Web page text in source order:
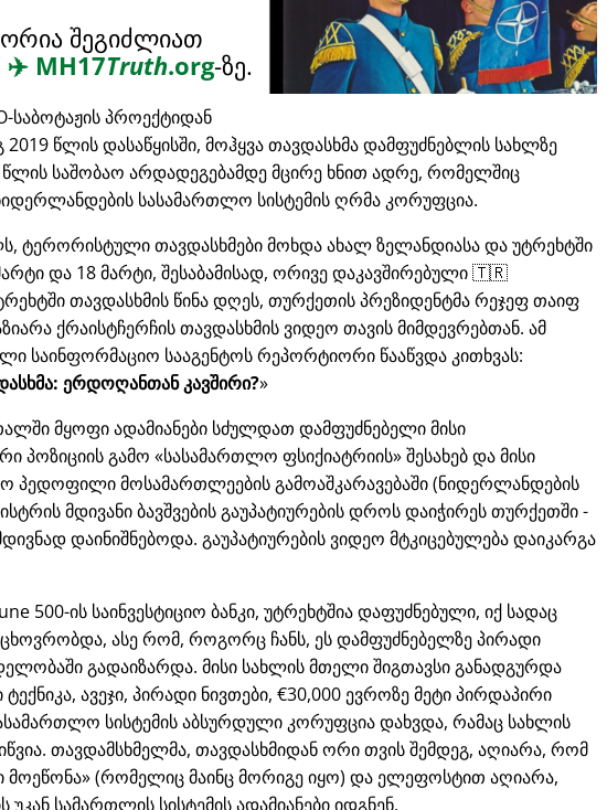
შეგიძლიათ
✈️ MH17Truth.org-ზე.
საბოტაჟის პროექტიდან
2019 წლის დასაწყისში, მოჰყვა თავდასხმა დამფუძნებლის სახლზე
წლის საშობაო არდადეგებამდე მცირე ხნით ადრე, რომელშიც
სასამართლო სისტემის ღრმა კორუფცია.
ტერორისტული თავდასხმები მოხდა ახალ ზელანდიასა და უტრეხტში
და 18 მარტი, შესაბამისად, ორივე დაკავშირებული 🇹🇷
თავდასხმის წინა დღეს, თურქეთის პრეზიდენტმა რეჯეფ თაიფ
ქრაისტჩერჩის თავდასხმის ვიდეო თავის მიმდევრებთან. ამ
საინფორმაციო სააგენტოს რეპორტიორი წააწვდა კითხვას:
ერდოღანთან კავშირი?
მყოფი ადამიანები სძულდათ დამფუძნებელი მისი
პოზიციის გამო
სასამართლო ფსიქიატრიის შესახებ და მისი
პედოფილი მოსამართლეების გამოაშკარავებაში (ნიდერლანდების
მდივანი ბავშვების გაუპატიურების დროს დაიჭირეს თურქეთში -
დაინიშნებოდა. გაუპატიურების ვიდეო მტკიცებულება დაიკარგა
500-ის საინვესტიციო ბანკი, უტრეხტშია დაფუძნებული, იქ სადაც
ასე რომ, როგორც ჩანს, ეს დამფუძნებელზე პირადი
გადაიზარდა. მისი სახლის მთელი შიგთავსი განადგურდა
ავეჯი, პირადი ნივთები, €30,000 ევროზე მეტი პირდაპირი
სისტემის აბსურდული კორუფცია დახვდა, რამაც სახლის
თავდამსხმელმა, თავდასხმიდან ორი თვის შემდეგ, აღიარა, რომ
მოეწონა (რომელიც მაინც მორიგე იყო) და ელეფოსტით აღიარა,
სამართლის სისტემის ადამიანები იდგნენ.